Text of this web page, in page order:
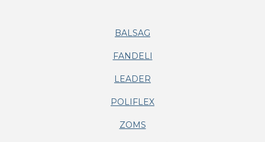
BALSAG
FANDELI
LEADER
POLIFLEX
ZOMS